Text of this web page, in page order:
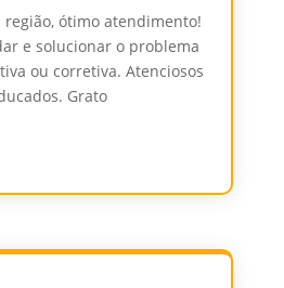
ótimo atendimento!
e solucionar o problema
ou corretiva. Atenciosos
Grato